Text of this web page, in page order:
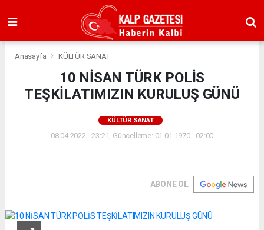
Anasayfa KÜLTÜR SANAT
10 NİSAN TÜRK POLİS
TEŞKİLATIMIZIN KURULUŞ GÜNÜ
KÜLTÜR SANAT
08.04.2022 - 23:21, Güncelleme: 01.01.1970 - 02:00
ABONE OL